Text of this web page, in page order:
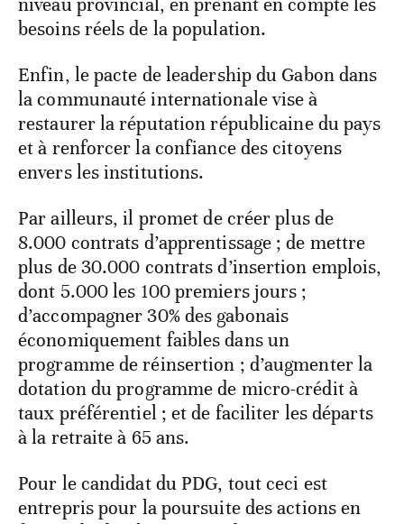
niveau provincial, en prenant en compte les
besoins réels de la population.
Enfin, le pacte de leadership du Gabon dans
la communauté internationale vise à
restaurer la réputation républicaine du pays
et à renforcer la confiance des citoyens
envers les institutions.
Par ailleurs, il promet de créer plus de
8.000 contrats d’apprentissage ; de mettre
plus de 30.000 contrats d’insertion emplois,
dont 5.000 les 100 premiers jours ;
d’accompagner 30% des gabonais
économiquement faibles dans un
programme de réinsertion ; d’augmenter la
dotation du programme de micro-crédit à
taux préférentiel ; et de faciliter les départs
à la retraite à 65 ans.
Pour le candidat du PDG, tout ceci est
entrepris pour la poursuite des actions en